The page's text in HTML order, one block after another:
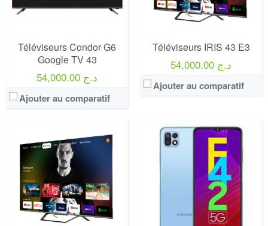
Téléviseurs Condor G6
Google TV 43
54,000.00 د.ج
Ajouter au comparatif
Téléviseurs IRIS 43 E3
54,000.00 د.ج
Ajouter au comparatif